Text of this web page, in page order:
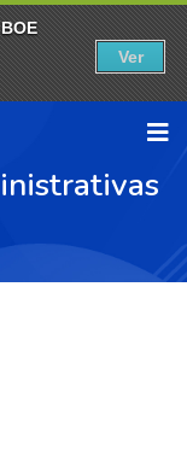
Ver